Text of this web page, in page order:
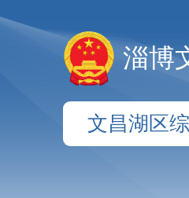
淄博
文昌湖区